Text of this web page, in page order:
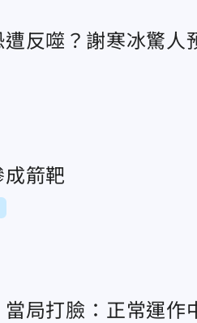
反噬？謝寒冰驚人
箭靶
局打臉：正常運作